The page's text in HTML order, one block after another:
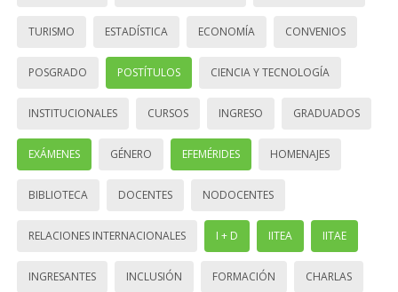
TURISMO ESTADÍSTICA ECONOMÍA CONVENIOS
POSGRADO POSTÍTULOS CIENCIA Y TECNOLOGÍA
INSTITUCIONALES CURSOS INGRESO GRADUADOS
EXÁMENES GÉNERO EFEMÉRIDES HOMENAJES
BIBLIOTECA DOCENTES NODOCENTES
RELACIONES INTERNACIONALES I + D IITEA IITAE
INGRESANTES INCLUSIÓN FORMACIÓN CHARLAS